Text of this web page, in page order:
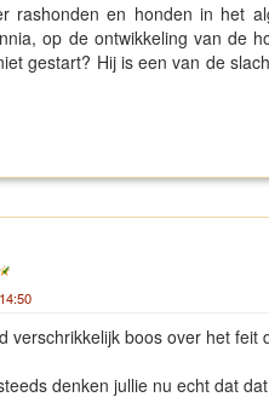
rashonden en honden in het
op de ontwikkeling van de
gestart? Hij is een van de
verschrikkelijk boos over het
denken jullie nu echt dat